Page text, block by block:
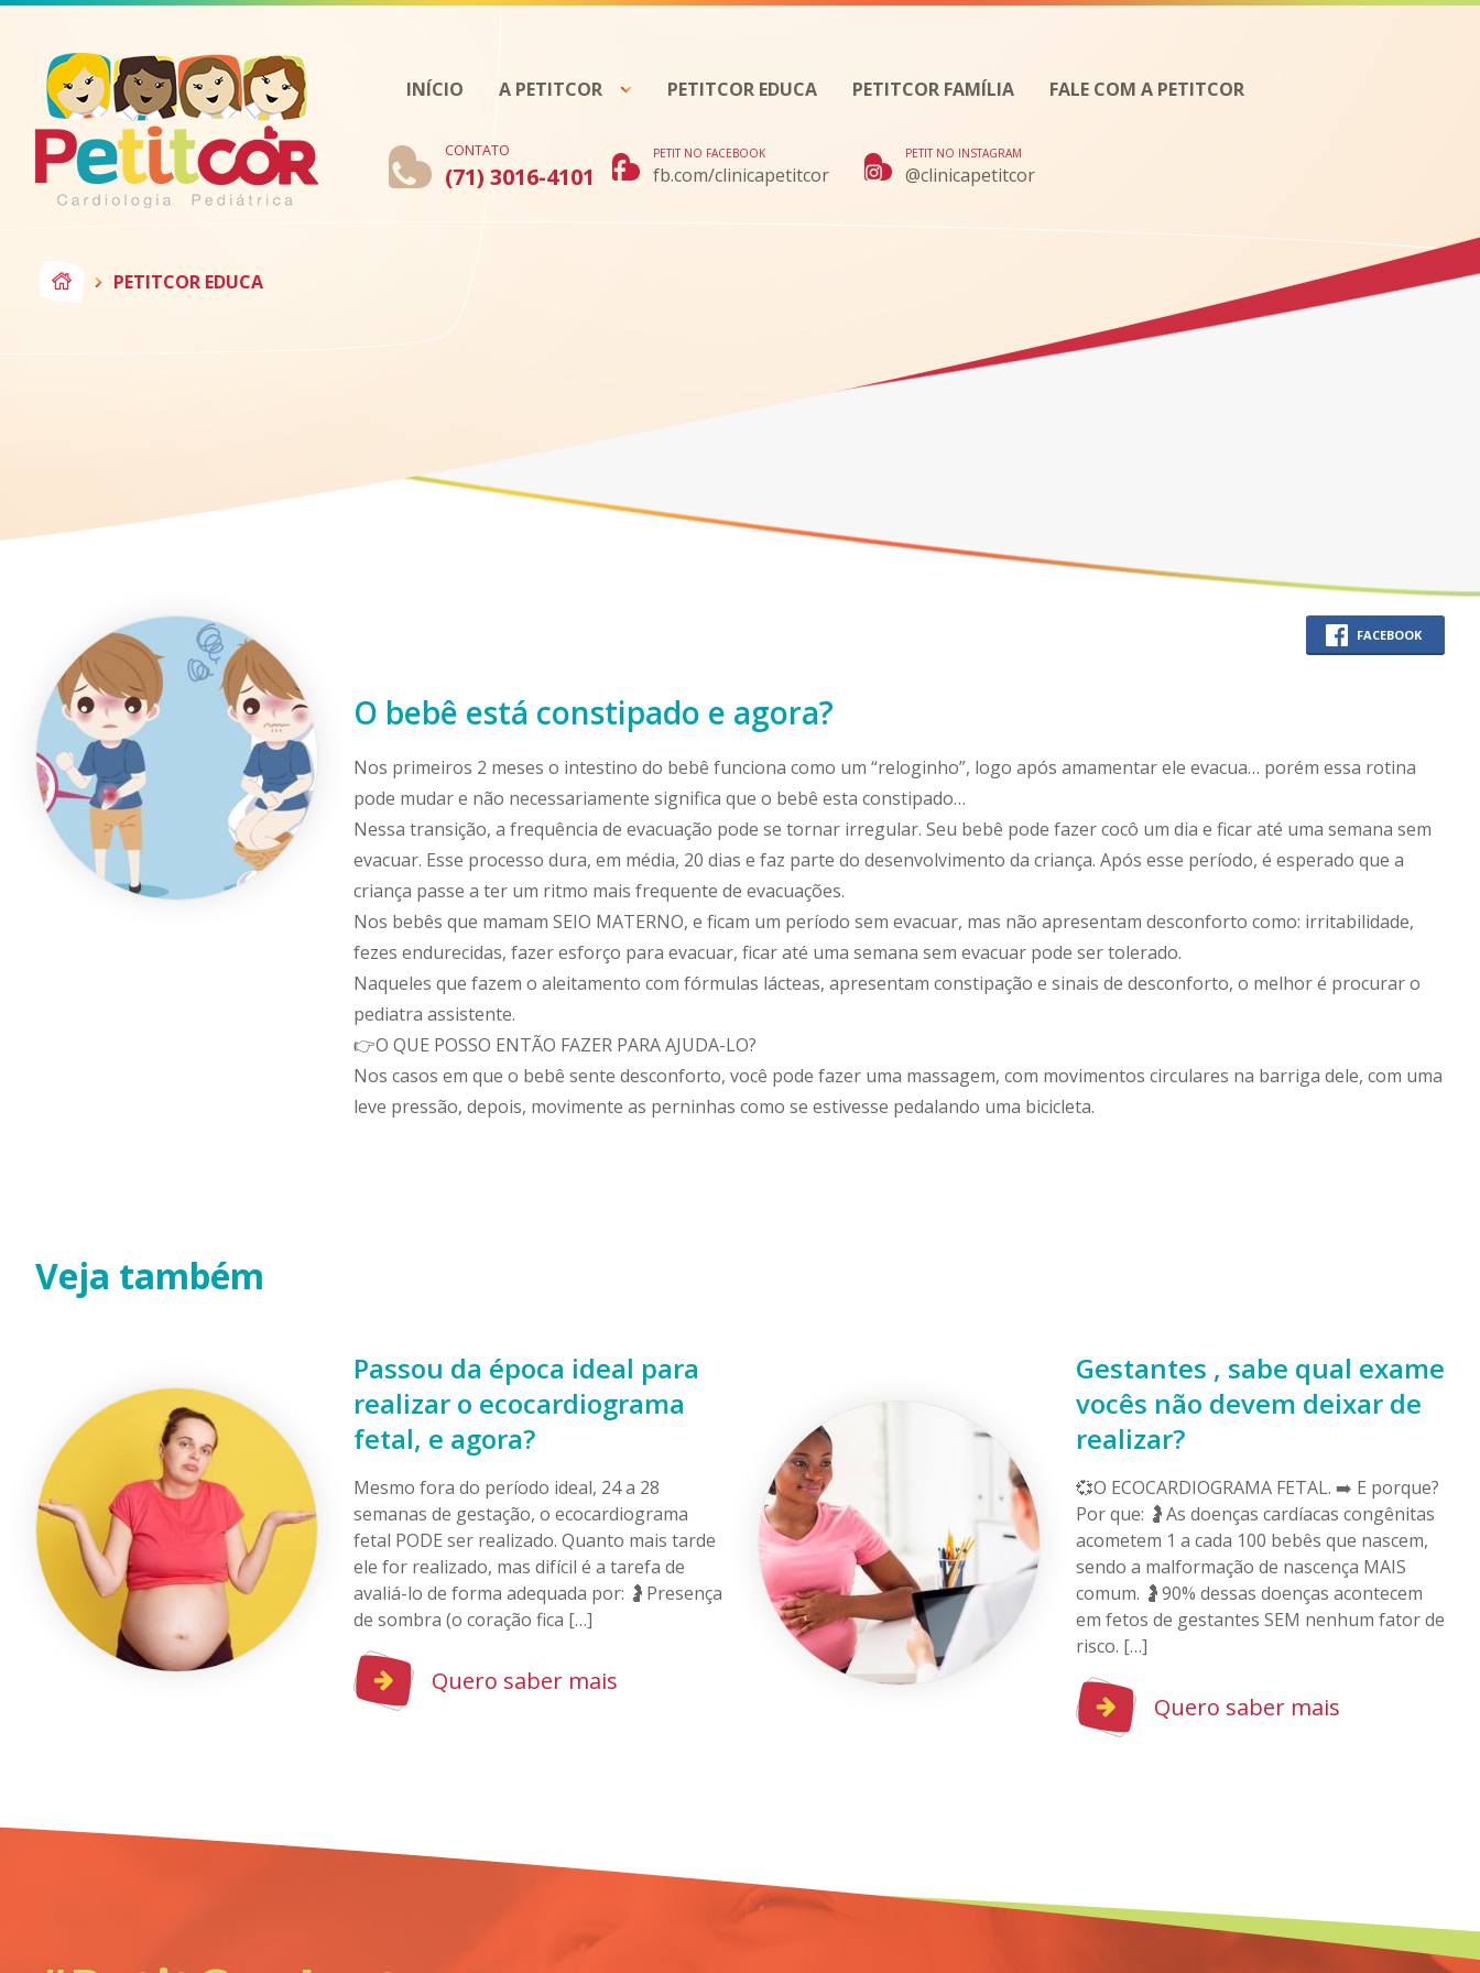
INÍCIO A PETITCOR PETITCOR EDUCA PETITCOR FAMÍLIA FALE COM A PETITCOR
CONTATO
(71) 3016-4101
PETIT NO FACEBOOK
fb.com/clinicapetitcor
PETIT NO INSTAGRAM
@clinicapetitcor
PETITCOR EDUCA
FACEBOOK
O bebê está constipado e agora?
Nos primeiros 2 meses o intestino do bebê funciona como um “reloginho”, logo após amamentar ele evacua… porém essa rotina
pode mudar e não necessariamente significa que o bebê esta constipado…
Nessa transição, a frequência de evacuação pode se tornar irregular. Seu bebê pode fazer cocô um dia e ficar até uma semana sem
evacuar. Esse processo dura, em média, 20 dias e faz parte do desenvolvimento da criança. Após esse período, é esperado que a
criança passe a ter um ritmo mais frequente de evacuações.
Nos bebês que mamam SEIO MATERNO, e ficam um período sem evacuar, mas não apresentam desconforto como: irritabilidade,
fezes endurecidas, fazer esforço para evacuar, ficar até uma semana sem evacuar pode ser tolerado.
Naqueles que fazem o aleitamento com fórmulas lácteas, apresentam constipação e sinais de desconforto, o melhor é procurar o
pediatra assistente.
👉O QUE POSSO ENTÃO FAZER PARA AJUDA-LO?
Nos casos em que o bebê sente desconforto, você pode fazer uma massagem, com movimentos circulares na barriga dele, com uma
leve pressão, depois, movimente as perninhas como se estivesse pedalando uma bicicleta.
Veja também
Passou da época ideal para
realizar o ecocardiograma
fetal, e agora?
Mesmo fora do período ideal, 24 a 28
semanas de gestação, o ecocardiograma
fetal PODE ser realizado. Quanto mais tarde
ele for realizado, mas difícil é a tarefa de
avaliá-lo de forma adequada por: 🤰Presença
de sombra (o coração fica […]
Quero saber mais
Gestantes , sabe qual exame
vocês não devem deixar de
realizar?
💞O ECOCARDIOGRAMA FETAL. ➡️ E porque?
Por que: 🤰As doenças cardíacas congênitas
acometem 1 a cada 100 bebês que nascem,
sendo a malformação de nascença MAIS
comum. 🤰90% dessas doenças acontecem
em fetos de gestantes SEM nenhum fator de
risco. […]
Quero saber mais